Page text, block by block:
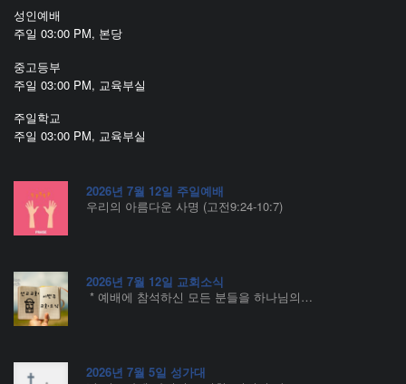
성인예배
주일 03:00 PM, 본당
중고등부
주일 03:00 PM, 교육부실
주일학교
주일 03:00 PM, 교육부실
2026년 7월 12일 주일예배
우리의 아름다운 사명 (고전9:24-10:7)
2026년 7월 12일 교회소식
* 예배에 참석하신 모든 분들을 하나님의…
2026년 7월 5일 성가대